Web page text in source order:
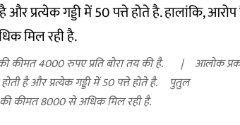
कीमत 4000 रुपए प्रति बोरा तय की है.
है और प्रत्येक गड्डी में 50 पत्ते होते है.
कीमत 8000 से अधिक मिल रही है.
आलोक
पुतुल